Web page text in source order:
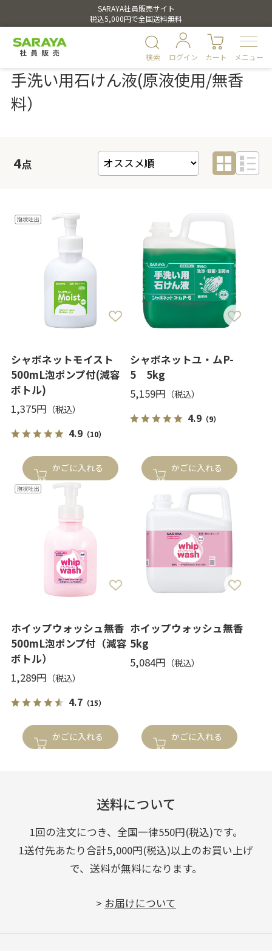
SARAYA社員販売サイト
税込5,000円で全国送料無料
検索 ログイン カート メニュー
手洗い用石けん液(原液使用/無香
料）
4
シャボネットモイスト
500mL泡ポンプ付(減容
ボトル)
1,375円
4.9（10）
かごに入れる
シャボネットユ・ムP-
5 5kg
5,159円
4.9（9）
かごに入れる
ホイップウォッシュ無香
500mL泡ポンプ付（減容
ボトル）
1,289円
4.7（15）
かごに入れる
ホイップウォッシュ無香
5kg
5,084円
かごに入れる
送料について
1回の注文につき、全国一律550円(税込)です。
1送付先あたり合計5,000円(税込)以上のお買い上げ
で、送料が無料になります。
> お届けについて